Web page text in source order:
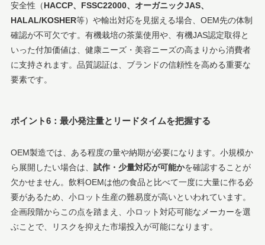
安全性（HACCP、FSSC22000、オーガニックJAS、
HALAL/KOSHER等）や輸出対応を見据える場合、OEM先の体制
確認が不可欠です。有機栽培の茶葉使用や、有機JAS認定取得と
いった付加価値は、健康ニーズ・美容ニーズの高まりから消費者
に支持されます。品質認証は、ブランドの信頼性を高める重要な
要素です。
ポイント6：最小発注量とリードタイムを把握する
OEM製造では、ある程度の量や納期が必要になります。小規模か
ら展開したい場合は、 試作・少量対応が可能かを確認することが
欠かせません。飲料OEMは他の食品と比べて一度に大量に作る必
要があるため、小ロット生産の難易度が高いといわれています。
企画段階からこの点を踏まえ、小ロット対応可能なメーカーを選
ぶことで、リスクを抑えた市場投入が可能になります。